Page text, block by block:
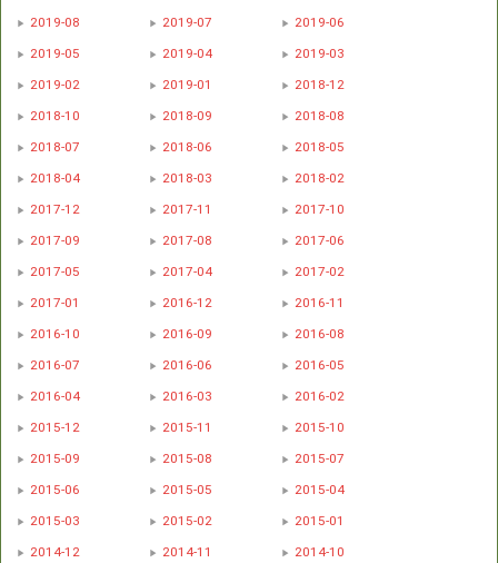
2019-08
2019-07
2019-06
2019-05
2019-04
2019-03
2019-02
2019-01
2018-12
2018-10
2018-09
2018-08
2018-07
2018-06
2018-05
2018-04
2018-03
2018-02
2017-12
2017-11
2017-10
2017-09
2017-08
2017-06
2017-05
2017-04
2017-02
2017-01
2016-12
2016-11
2016-10
2016-09
2016-08
2016-07
2016-06
2016-05
2016-04
2016-03
2016-02
2015-12
2015-11
2015-10
2015-09
2015-08
2015-07
2015-06
2015-05
2015-04
2015-03
2015-02
2015-01
2014-12
2014-11
2014-10